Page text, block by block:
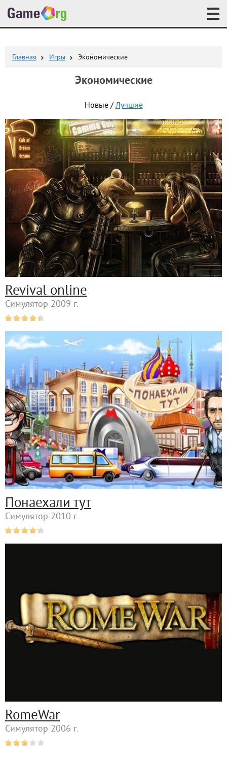
Главная Игры Экономические
Экономические
Новые /Лучшие
Revival online
Симулятор 2009 г.
Понаехали тут
Симулятор 2010 г.
RomeWar
Симулятор 2006 г.